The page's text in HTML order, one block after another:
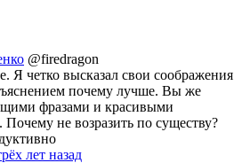
@firedragon
Я четко высказал свои соображения
почему лучше. Вы же
фразами и красивыми
не возразить по существу?
лет назад